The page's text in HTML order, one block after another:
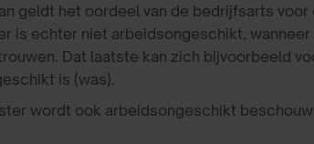
geldt het oordeel van de bedrijfsarts
is echter niet arbeidsongeschikt,
Dat laatste kan zich bijvoorbeeld
is (was).
wordt ook arbeidsongeschikt